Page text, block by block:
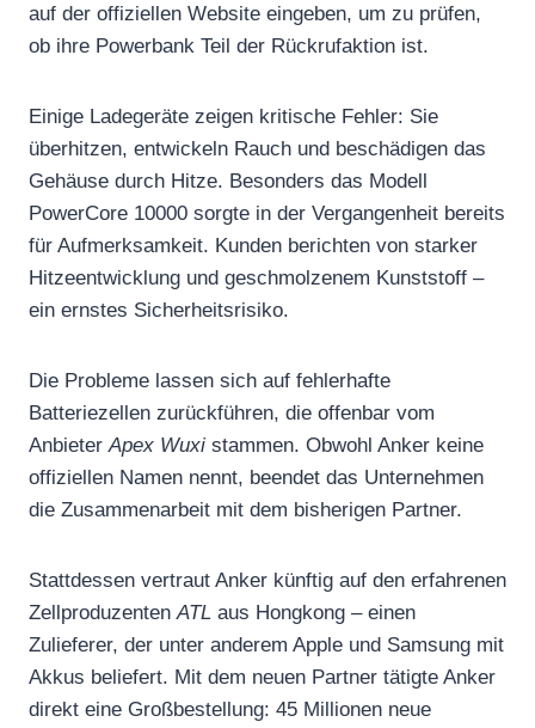
auf der offiziellen Website eingeben, um zu prüfen,
ob ihre Powerbank Teil der Rückrufaktion ist.
Einige Ladegeräte zeigen kritische Fehler: Sie
überhitzen, entwickeln Rauch und beschädigen das
Gehäuse durch Hitze. Besonders das Modell
PowerCore 10000 sorgte in der Vergangenheit bereits
für Aufmerksamkeit. Kunden berichten von starker
Hitzeentwicklung und geschmolzenem Kunststoff –
ein ernstes Sicherheitsrisiko.
Die Probleme lassen sich auf fehlerhafte
Batteriezellen zurückführen, die offenbar vom
AnbieterApex Wuxi stammen. Obwohl Anker keine
offiziellen Namen nennt, beendet das Unternehmen
die Zusammenarbeit mit dem bisherigen Partner.
Stattdessen vertraut Anker künftig auf den erfahrenen
ZellproduzentenATL aus Hongkong – einen
Zulieferer, der unter anderem Apple und Samsung mit
Akkus beliefert. Mit dem neuen Partner tätigte Anker
direkt eine Großbestellung: 45 Millionen neue